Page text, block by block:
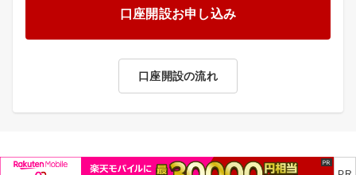
口座開設お申し込み
口座開設の流れ